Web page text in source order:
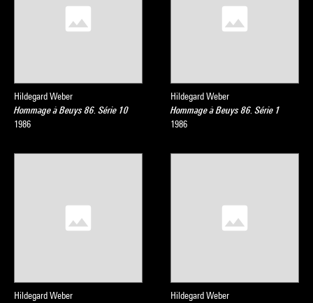
Hildegard Weber
Hommage à Beuys 86. Série 10
1986
Hildegard Weber
Hommage à Beuys 86. Série 1
1986
Hildegard Weber
Hildegard Weber